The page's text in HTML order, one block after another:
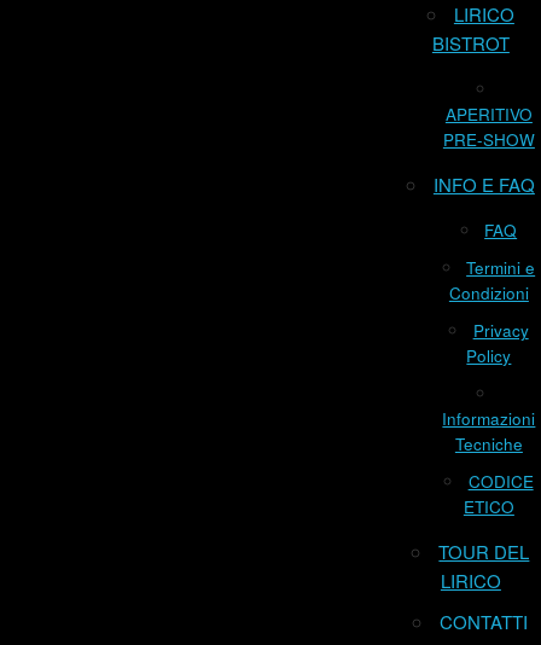
LIRICO
BISTROT
APERITIVO
PRE-SHOW
INFO E FAQ
FAQ
Termini e
Condizioni
Privacy
Policy
Informazioni
Tecniche
CODICE
ETICO
TOUR DEL
LIRICO
CONTATTI